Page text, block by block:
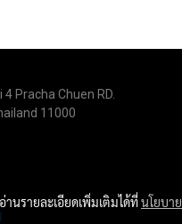
Pracha Chuen RD.
11000
นรายละเอียดเพิ่มเติมได้ที่นโยบาย